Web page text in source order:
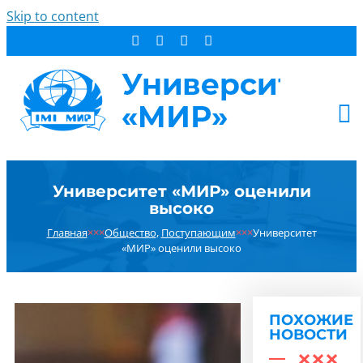
Skip to content
СТУДЕНТУ
ОБ УНИВЕРСИТЕТЕ
НОВОСТИ
РЕЗУЛЬТАТ ПОИСКА:
Университет «МИР» оценили
высоко
Главная×××Общество, Поступающим×××Университет
«МИР» оценили высоко
ПОХОЖИЕ
НОВОСТИ